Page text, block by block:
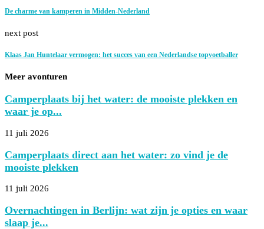
De charme van kamperen in Midden-Nederland
next post
Klaas Jan Huntelaar vermogen: het succes van een Nederlandse topvoetballer
Meer avonturen
Camperplaats bij het water: de mooiste plekken en
waar je op...
11 juli 2026
Camperplaats direct aan het water: zo vind je de
mooiste plekken
11 juli 2026
Overnachtingen in Berlijn: wat zijn je opties en waar
slaap je...